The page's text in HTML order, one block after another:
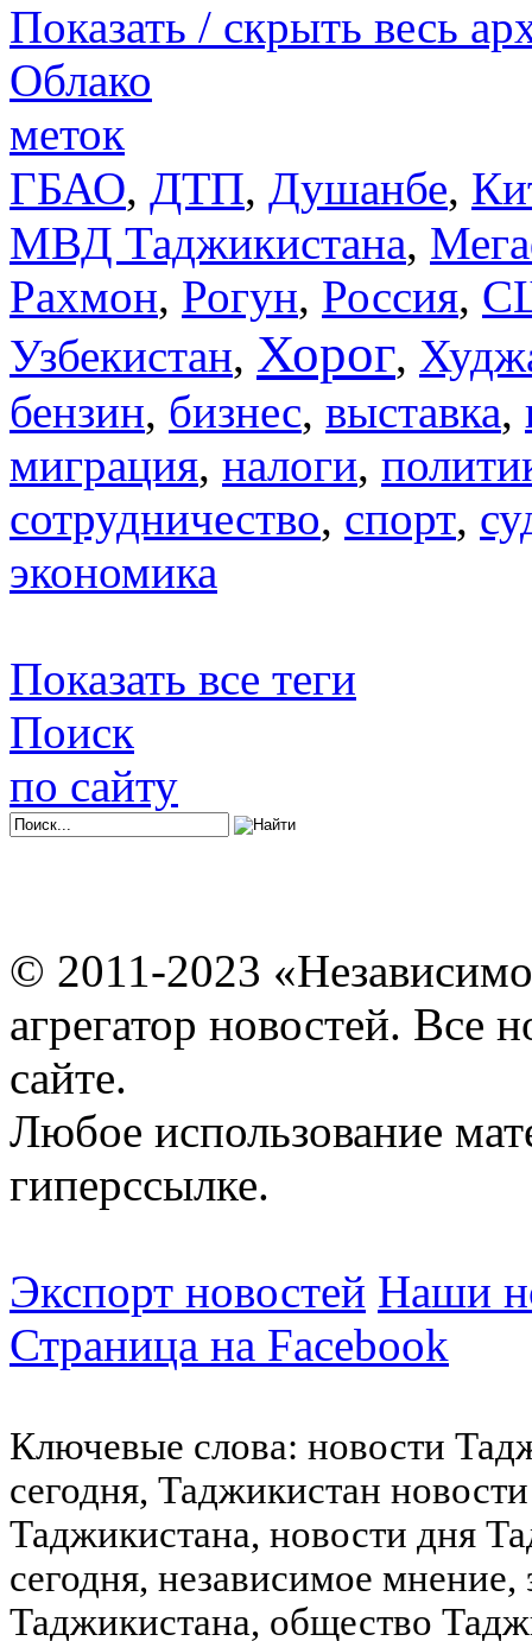
Показать / скрыть весь
Облако
меток
ГБАО, ДТП, Душанбе,
МВД Таджикистана,
Рахмон, Рогун, Россия,
Узбекистан, Хорог,
бензин, бизнес, выставка,
миграция, налоги,
сотрудничество, спорт,
экономика
Показать все теги
Поиск
по сайту
© 2011-2023
агрегатор новостей. Все
сайте.
Любое использование
гиперссылке.
Экспорт новостей Наши
Страница на Facebook
Ключевые слова: новости
сегодня, Таджикистан
Таджикистана, новости дня
сегодня, независимое
Таджикистана, общество